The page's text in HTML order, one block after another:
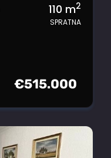
110 m2
SPRATNA
€515.000